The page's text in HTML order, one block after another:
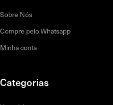
Sobre Nós
Compre pelo Whatsapp
Minha conta
Categorias